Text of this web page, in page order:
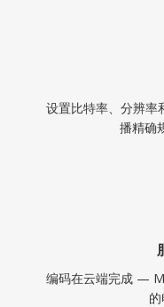
设置比特率、分辨率
播精确
编码在云端完成 —
的